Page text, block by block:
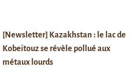
[Newsletter] Kazakhstan : le lac de
Kobeïtouz se révèle pollué aux
métaux lourds